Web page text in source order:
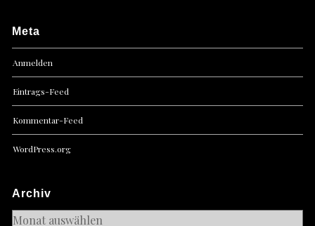
Meta
Anmelden
Eintrags-Feed
Kommentar-Feed
WordPress.org
Archiv
Archiv